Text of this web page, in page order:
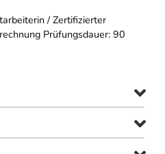
/ Zertifizierter
Prüfungsdauer: 90